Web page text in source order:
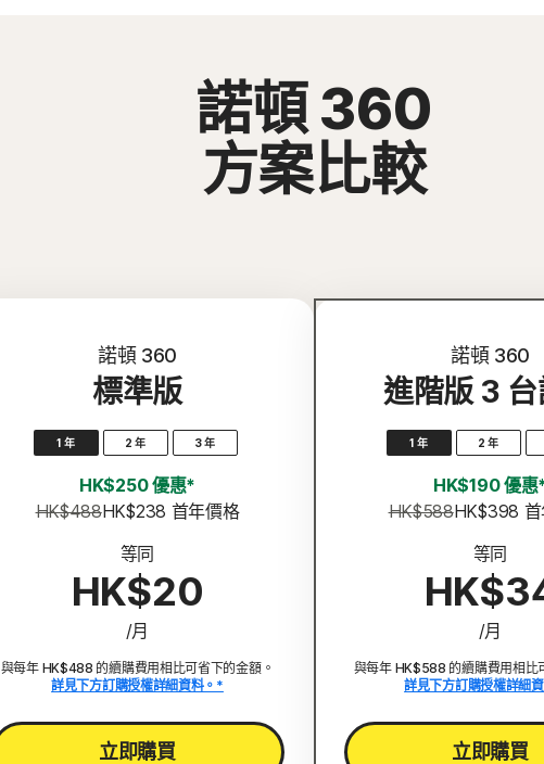
諾頓 360
方案比較
諾頓 360
標準版
1 年 2 年 3 年
HK$250 優惠*
HK$488HK$238 首年價格
等同
HK$20
/月
與每年 HK$488 的續購費用相比可省下的金額。
詳見下方訂購授權詳細資料。*
立即購買
諾頓 360
進階版 3
1 年 2 年
HK$190 優惠
HK$588HK$398
等同
/月
與每年 HK$588 的續購費用相比
詳見下方訂購授權詳細
立即購買